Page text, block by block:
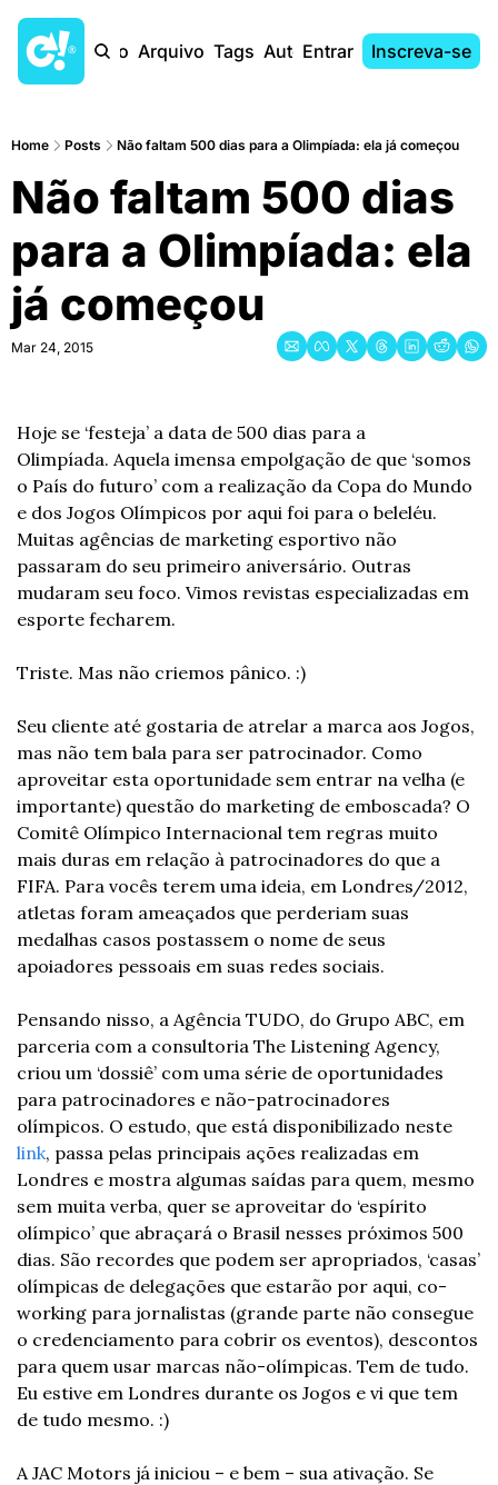
Início Arquivo Tags AutoresEntrar Inscreva-se
Home Posts Não faltam 500 dias para a Olimpíada: ela já começou
Não faltam 500 dias
para a Olimpíada: ela
já começou
Mar 24, 2015
Hoje se ‘festeja’ a data de 500 dias para a
Olimpíada. Aquela imensa empolgação de que ‘somos
o País do futuro’ com a realização da Copa do Mundo
e dos Jogos Olímpicos por aqui foi para o beleléu.
Muitas agências de marketing esportivo não
passaram do seu primeiro aniversário. Outras
mudaram seu foco. Vimos revistas especializadas em
esporte fecharem.
Triste. Mas não criemos pânico. :)
Seu cliente até gostaria de atrelar a marca aos Jogos,
mas não tem bala para ser patrocinador. Como
aproveitar esta oportunidade sem entrar na velha (e
importante) questão do marketing de emboscada? O
Comitê Olímpico Internacional tem regras muito
mais duras em relação à patrocinadores do que a
FIFA. Para vocês terem uma ideia, em Londres/2012,
atletas foram ameaçados que perderiam suas
medalhas casos postassem o nome de seus
apoiadores pessoais em suas redes sociais.
Pensando nisso, a Agência TUDO, do Grupo ABC, em
parceria com a consultoria The Listening Agency,
criou um ‘dossiê’ com uma série de oportunidades
para patrocinadores e não-patrocinadores
link, passa pelas principais ações realizadas em
Londres e mostra algumas saídas para quem, mesmo
sem muita verba, quer se aproveitar do ‘espírito
olímpico’ que abraçará o Brasil nesses próximos 500
dias. São recordes que podem ser apropriados, ‘casas’
olímpicas de delegações que estarão por aqui, co-
working para jornalistas (grande parte não consegue
o credenciamento para cobrir os eventos), descontos
para quem usar marcas não-olímpicas. Tem de tudo.
Eu estive em Londres durante os Jogos e vi que tem
de tudo mesmo. :)
A JAC Motors já iniciou – e bem – sua ativação. Se